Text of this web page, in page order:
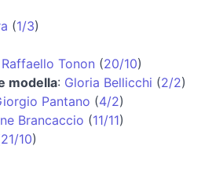
(1/3)
Raffaello Tonon (20/10)
modella: Gloria Bellicchi (2/2)
Pantano (4/2)
Brancaccio (11/11)
21/10)